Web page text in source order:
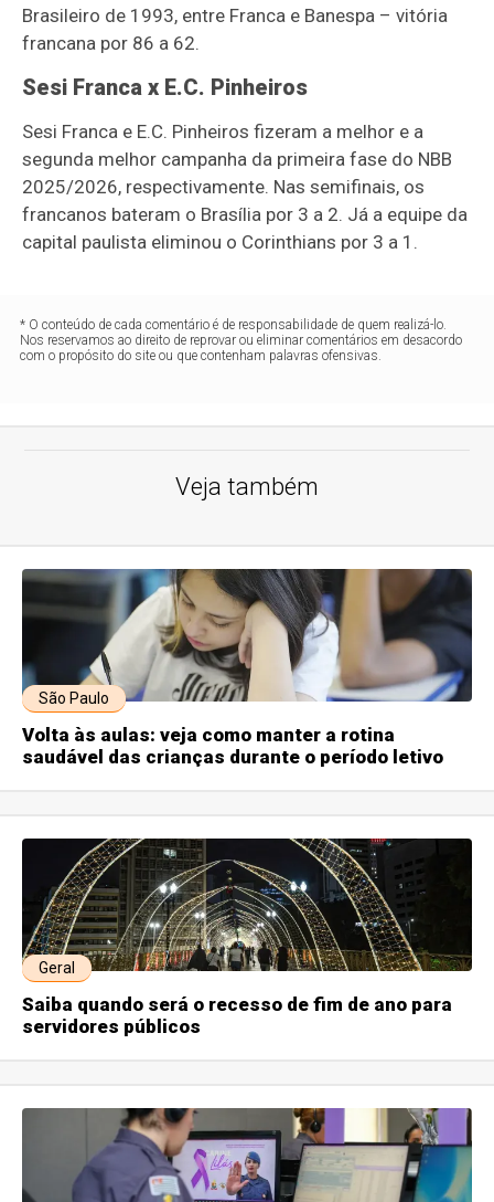
Brasileiro de 1993, entre Franca e Banespa – vitória
francana por 86 a 62.
Sesi Franca x E.C. Pinheiros
Sesi Franca e E.C. Pinheiros fizeram a melhor e a
segunda melhor campanha da primeira fase do NBB
2025/2026, respectivamente. Nas semifinais, os
francanos bateram o Brasília por 3 a 2. Já a equipe da
capital paulista eliminou o Corinthians por 3 a 1.
* O conteúdo de cada comentário é de responsabilidade de quem realizá-lo.
Nos reservamos ao direito de reprovar ou eliminar comentários em desacordo
com o propósito do site ou que contenham palavras ofensivas.
Veja também
São Paulo
Volta às aulas: veja como manter a rotina
saudável das crianças durante o período letivo
Geral
Saiba quando será o recesso de fim de ano para
servidores públicos